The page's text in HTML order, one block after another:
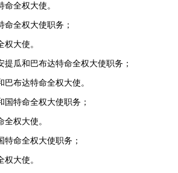
全权大使。
全权大使职务；
大使。
瓜和巴布达特命全权大使职务；
布达特命全权大使。
特命全权大使职务；
权大使。
命全权大使职务；
大使。